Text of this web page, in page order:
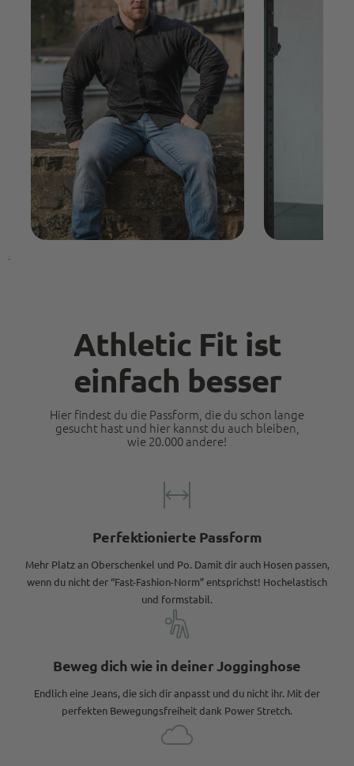
Athletic Fit ist
einfach besser
Hier findest du die Passform, die du schon lange
gesucht hast und hier kannst du auch bleiben,
wie 20.000 andere!
Perfektionierte Passform
Mehr Platz an Oberschenkel und Po. Damit dir auch Hosen passen,
wenn du nicht der “Fast-Fashion-Norm” entsprichst! Hochelastisch
und formstabil.
Beweg dich wie in deiner Jogginghose
Endlich eine Jeans, die sich dir anpasst und du nicht ihr. Mit der
perfekten Bewegungsfreiheit dank Power Stretch.